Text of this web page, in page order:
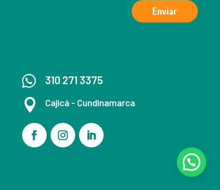
Enviar
 310 271 3375
 Cajicá - Cundinamarca